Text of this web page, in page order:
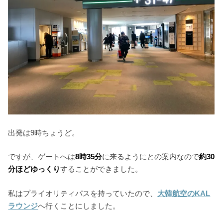
出発は9時ちょうど。
ですが、ゲートへは8時35分に来るようにとの案内なので約30
分ほどゆっくりすることができました。
私はプライオリティパスを持っていたので、 大韓航空のKAL
ラウンジへ行くことにしました。